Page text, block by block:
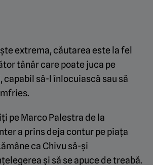
extrema, căutarea este la fel
tânăr care poate juca pe
capabil să-l înlocuiască sau să
pe Marco Palestra de la
a prins deja contur pe piața
ca Chivu să-și
și să se apuce de treabă.